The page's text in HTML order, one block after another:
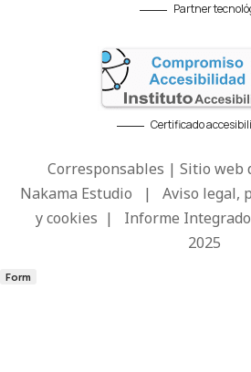
Partner
Certificado
Corresponsables | Sitio web
Nakama Estudio | Aviso legal,
y cookies | Informe
2025
Form